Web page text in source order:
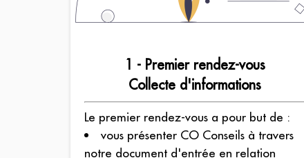
1 - Premier rendez-vous
Collecte d'informations
Le premier rendez-vous a pour but de :
vous présenter CO Conseils à travers
notre document d'entrée en relation